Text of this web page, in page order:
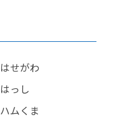
はせがわ
はっし
ハムくま